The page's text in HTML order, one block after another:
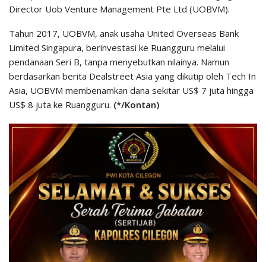
Director Uob Venture Management Pte Ltd (UOBVM).
Tahun 2017, UOBVM, anak usaha United Overseas Bank
Limited Singapura, berinvestasi ke Ruangguru melalui
pendanaan Seri B, tanpa menyebutkan nilainya. Namun
berdasarkan berita Dealstreet Asia yang dikutip oleh Tech In
Asia, UOBVM membenamkan dana sekitar US$ 7 juta hingga
US$ 8 juta ke Ruangguru. (*/Kontan)